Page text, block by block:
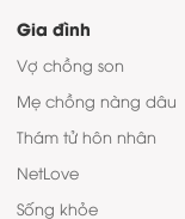
Gia đình
Vợ chồng son
Mẹ chồng nàng dâu
Thám tử hôn nhân
NetLove
Sống khỏe